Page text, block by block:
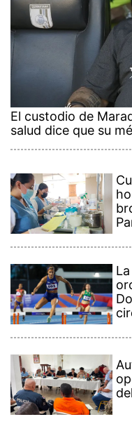
El custodio de
salud dice que su